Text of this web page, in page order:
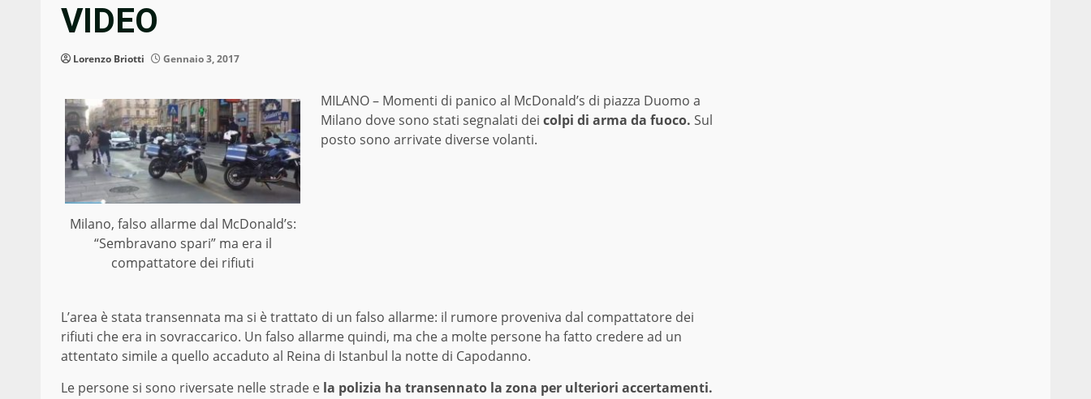
VIDEO
Lorenzo Briotti Gennaio 3, 2017
Milano, falso allarme dal McDonald’s:
“Sembravano spari” ma era il
compattatore dei rifiuti
MILANO – Momenti di panico al McDonald’s di piazza Duomo a
Milano dove sono stati segnalati dei colpi di arma da fuoco. Sul
posto sono arrivate diverse volanti.
L’area è stata transennata ma si è trattato di un falso allarme: il rumore proveniva dal compattatore dei
rifiuti che era in sovraccarico. Un falso allarme quindi, ma che a molte persone ha fatto credere ad un
attentato simile a quello accaduto al Reina di Istanbul la notte di Capodanno.
Le persone si sono riversate nelle strade e la polizia ha transennato la zona per ulteriori accertamenti.